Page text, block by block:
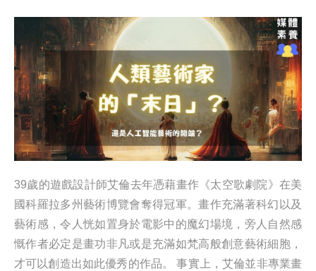
39歲的遊戲設計師艾倫去年憑藉畫作《太空歌劇院》在美
國科羅拉多州藝術博覽會奪得冠軍。畫作充滿著科幻以及
藝術感，令人恍如置身於電影中的魔幻場境，旁人自然感
慨作者必定是畫功非凡或是充滿如梵高般創意藝術細胞，
才可以創造出如此優秀的作品。 事實上，艾倫並非專業畫